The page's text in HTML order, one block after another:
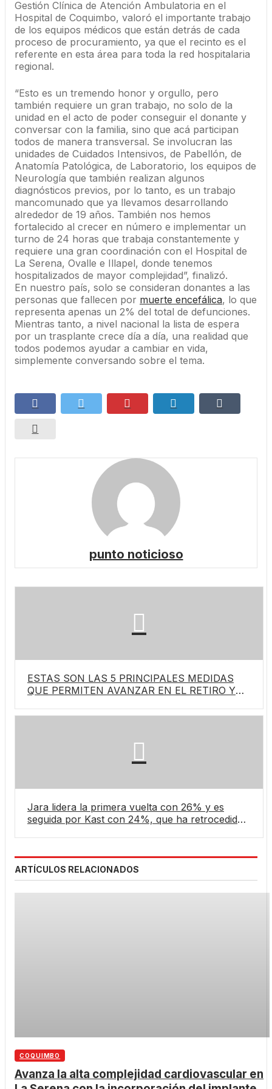
Gestión Clínica de Atención Ambulatoria en el
Hospital de Coquimbo, valoró el importante trabajo
de los equipos médicos que están detrás de cada
proceso de procuramiento, ya que el recinto es el
referente en esta área para toda la red hospitalaria
regional.
“Esto es un tremendo honor y orgullo, pero
también requiere un gran trabajo, no solo de la
unidad en el acto de poder conseguir el donante y
conversar con la familia, sino que acá participan
todos de manera transversal. Se involucran las
unidades de Cuidados Intensivos, de Pabellón, de
Anatomía Patológica, de Laboratorio, los equipos de
Neurología que también realizan algunos
diagnósticos previos, por lo tanto, es un trabajo
mancomunado que ya llevamos desarrollando
alrededor de 19 años. También nos hemos
fortalecido al crecer en número e implementar un
turno de 24 horas que trabaja constantemente y
requiere una gran coordinación con el Hospital de
La Serena, Ovalle e Illapel, donde tenemos
hospitalizados de mayor complejidad”, finalizó.
En nuestro país, solo se consideran donantes a las
personas que fallecen por muerte encefálica, lo que
representa apenas un 2% del total de defunciones.
Mientras tanto, a nivel nacional la lista de espera
por un trasplante crece día a día, una realidad que
todos podemos ayudar a cambiar en vida,
simplemente conversando sobre el tema.
punto noticioso
ESTAS SON LAS 5 PRINCIPALES MEDIDAS
QUE PERMITEN AVANZAR EN EL RETIRO Y
Jara lidera la primera vuelta con 26% y es
seguida por Kast con 24%, que ha retrocedido
ARTÍCULOS RELACIONADOS
COQUIMBO
Avanza la alta complejidad cardiovascular en